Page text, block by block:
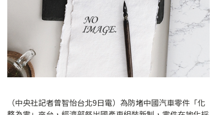
（中央社記者曾智怡台北9日電）為防堵中國汽車零件「化